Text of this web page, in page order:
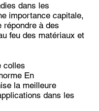
dans les
importance capitale,
répondre à des
feu des matériaux et
colles
En
la meilleure
dans les